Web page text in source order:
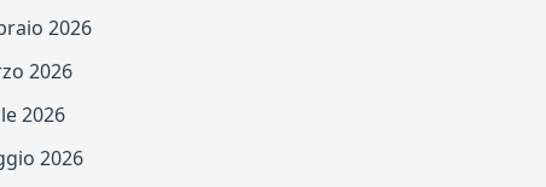
2026
2026
2026
2026